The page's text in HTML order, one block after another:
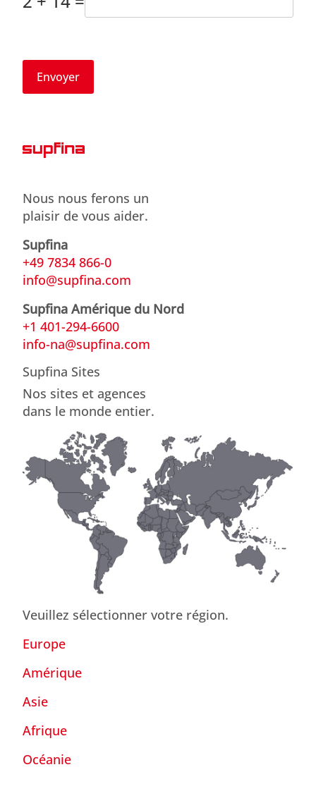
Envoyer
Nous nous ferons un
plaisir de vous aider.
Supfina
+49 7834 866-0
info@supfina.com
Supfina Amérique du Nord
+1 401-294-6600
info-na@supfina.com
Supfina Sites
Nos sites et agences
dans le monde entier.
Veuillez sélectionner votre région.
Europe
Amérique
Asie
Afrique
Océanie